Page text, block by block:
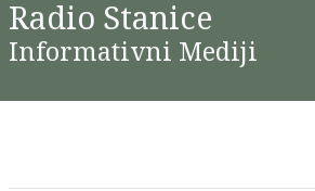
Radio Stanice
Informativni Mediji